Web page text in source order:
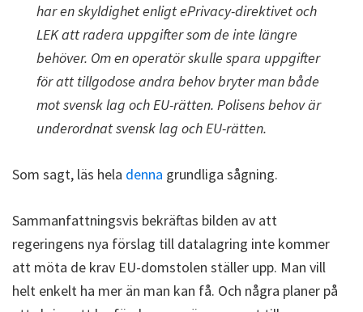
har en skyldighet enligt ePrivacy-direktivet och
LEK att radera uppgifter som de inte längre
behöver. Om en operatör skulle spara uppgifter
för att tillgodose andra behov bryter man både
mot svensk lag och EU-rätten. Polisens behov är
underordnat svensk lag och EU-rätten.
Som sagt, läs hela denna grundliga sågning.
Sammanfattningsvis bekräftas bilden av att
regeringens nya förslag till datalagring inte kommer
att möta de krav EU-domstolen ställer upp. Man vill
helt enkelt ha mer än man kan få. Och några planer på